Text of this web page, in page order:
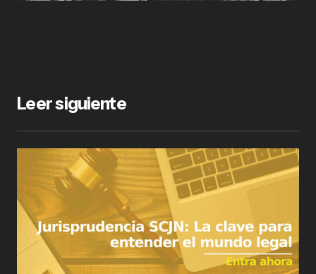
Leer siguiente